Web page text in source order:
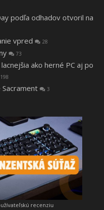
podľa odhadov otvoril na
vpred 28
73
ako herné PC aj po
198
Sacrament 3
recenziu